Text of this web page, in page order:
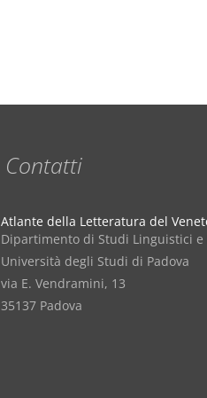
Contatti
Atlante della Letteratura del
Dipartimento di Studi Linguistici e
Università degli Studi di Padova
via E. Vendramini, 13
35137 Padova